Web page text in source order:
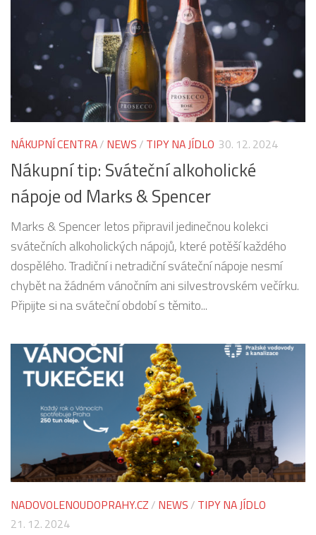
NÁKUPNÍ CENTRA/ NEWS / TIPY NA JÍDLO 30. 12. 2024
Nákupní tip: Sváteční alkoholické
nápoje od Marks & Spencer
Marks & Spencer letos připravil jedinečnou kolekci
svátečních alkoholických nápojů, které potěší každého
dospělého. Tradiční i netradiční sváteční nápoje nesmí
chybět na žádném vánočním ani silvestrovském večírku.
Připijte si na sváteční období s těmito...
NADOVOLENOUDOPRAHY.CZ / NEWS / TIPY NA JÍDLO
21. 12. 2024